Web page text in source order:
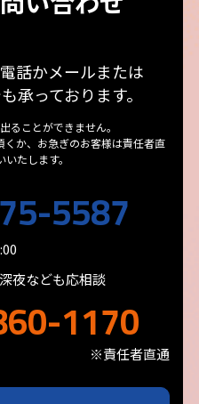
話かメールまたは
承っております。
ることができません。
か、お急ぎのお客様は責任者直
たします。
5587
夜なども応相談
1170
※責任者直通